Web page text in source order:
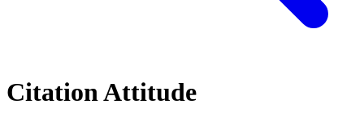
Citation Attitude